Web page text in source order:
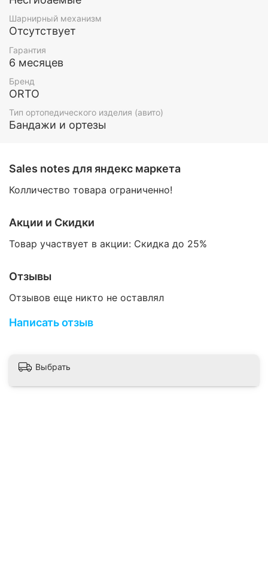
Особенности:
может использоваться вместо гипсовой
повязки (по назначению врача)
усилен металлическими вставками по задним
и боковым поверхностям
Показания:
остеохондропатия, остеоартроз, гемартроз
реабилитация после травм и операций
коленного сустава
период ранней реабилитации после снятия
гипсовой повязки
Определение размера тутора на коленный сустав:
Шарнирный механизм
Отсутствует
Гарантия
6 месяцев
Бренд
ORTO
Тип ортопедического изделия (авито)
Бандажи и ортезы
Sales notes для яндекс маркета
Колличество товара ограниченно!
Акции и Скидки
Товар участвует в акции: Скидка до 25%
Отзывы
Отзывов еще никто не оставлял
Написать отзыв
Выбрать